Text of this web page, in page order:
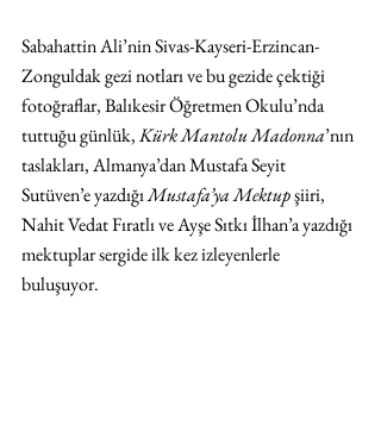
Sabahattin Ali’nin Sivas-Kayseri-Erzincan-
Zonguldak gezi notları ve bu gezide çektiği
fotoğraflar, Balıkesir Öğretmen Okulu’nda
tuttuğu günlük, Kürk Mantolu Madonna’nın
taslakları, Almanya’dan Mustafa Seyit
Sutüven’e yazdığı Mustafa’ya Mektup şiiri,
Nahit Vedat Fıratlı ve Ayşe Sıtkı İlhan’a yazdığı
mektuplar sergide ilk kez izleyenlerle
buluşuyor.